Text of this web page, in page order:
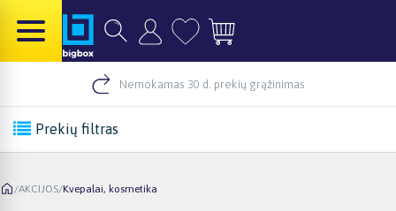
Nemokamas 30 d. prekių grąžinimas
Prekių filtras
/AKCIJOS/Kvepalai, kosmetika